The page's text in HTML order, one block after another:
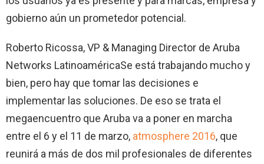
gobierno aún un prometedor potencial.
Roberto Ricossa, VP & Managing Director de Aruba
Networks LatinoaméricaSe está trabajando mucho y
bien, pero hay que tomar las decisiones e
implementar las soluciones. De eso se trata el
megaencuentro que Aruba va a poner en marcha
entre el 6 y el 11 de marzo, atmosphere 2016, que
reunirá a más de dos mil profesionales de diferentes